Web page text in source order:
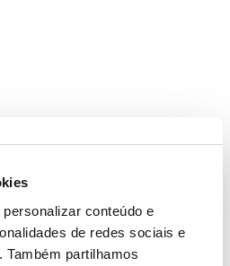
conteúdo e
de redes sociais e
Também partilhamos